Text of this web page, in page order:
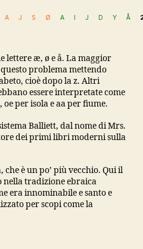
A J S Ø A J D Y Å
lettere æ, ø e å. La maggior
problema mettendo
cioè dopo la z. Altri
essere interpretate come
per isola e aa per fiume.
Balliett, dal nome di Mrs.
dei primi libri moderni sulla
che è un po’ più vecchio. Qui il
nella tradizione ebraica
era innominabile e santo e
per scopi come la